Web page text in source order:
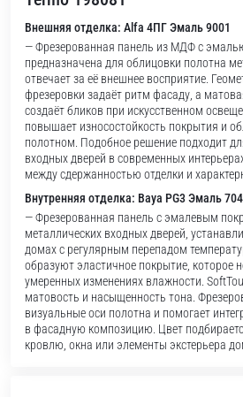
Внешняя отделка: Alfa 4ПГ Эмаль 9001
— Фрезерованная панель из МДФ с
предназначена для облицовки полотна
отвечает за её внешнее восприятие.
фрезеровки задаёт ритм фасаду, а
создаёт бликов при искусственном
повышает износостойкость покрытия и
полотном. Подобное решение подходит
входных дверей в современных
между сдержанностью отделки и
Внутренняя отделка: Baya PG3 Эмаль
— Фрезерованная панель с эмалевым
металлических входных дверей,
домах с регулярным перепадом
образуют эластичное покрытие, которое
умеренных изменениях влажности.
матовость и насыщенность тона.
визуальные оси полотна и помогает
в фасадную композицию. Цвет
кровлю, окна или элементы экстерьера